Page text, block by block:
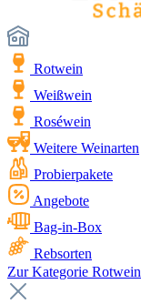
Rotwein
Weißwein
Roséwein
Weitere Weinarten
Probierpakete
Angebote
Bag-in-Box
Rebsorten
Zur Kategorie Rotwein